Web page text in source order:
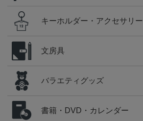
キーホルダー・アクセサリー
文房具
バラエティグッズ
書籍・DVD・カレンダー